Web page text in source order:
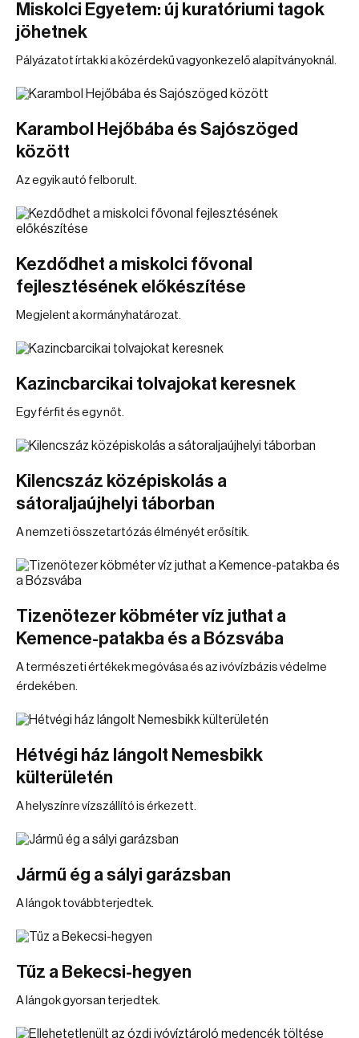
Miskolci Egyetem: új kuratóriumi tagok
jöhetnek
Pályázatot írtak ki a közérdekű vagyonkezelő alapítványoknál.
Karambol Hejőbába és Sajószöged
között
Az egyik autó felborult.
Kezdődhet a miskolci fővonal
fejlesztésének előkészítése
Megjelent a kormányhatározat.
Kazincbarcikai tolvajokat keresnek
Egy férfit és egy nőt.
Kilencszáz középiskolás a
sátoraljaújhelyi táborban
A nemzeti összetartózás élményét erősítik.
Tizenötezer köbméter víz juthat a
Kemence-patakba és a Bózsvába
A természeti értékek megóvása és az ivóvízbázis védelme
érdekében.
Hétvégi ház lángolt Nemesbikk
külterületén
A helyszínre vízszállító is érkezett.
Jármű ég a sályi garázsban
A lángok továbbterjedtek.
Tűz a Bekecsi-hegyen
A lángok gyorsan terjedtek.